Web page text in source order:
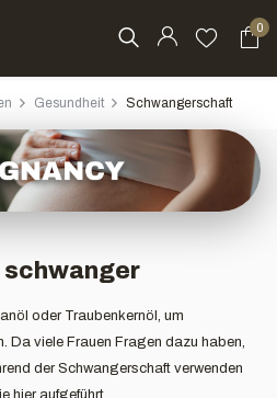
0
Gesundheit Schwangerschaft
schwanger
oder Traubenkernöl, um
Da viele Frauen Fragen dazu haben,
der Schwangerschaft verwenden
hier aufgeführt.